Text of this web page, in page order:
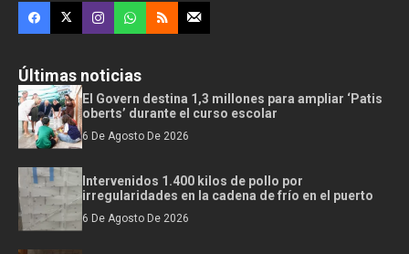
Últimas noticias
El Govern destina 1,3 millones para ampliar ‘Patis
oberts’ durante el curso escolar
6 De Agosto De 2026
Intervenidos 1.400 kilos de pollo por
irregularidades en la cadena de frío en el puerto
6 De Agosto De 2026